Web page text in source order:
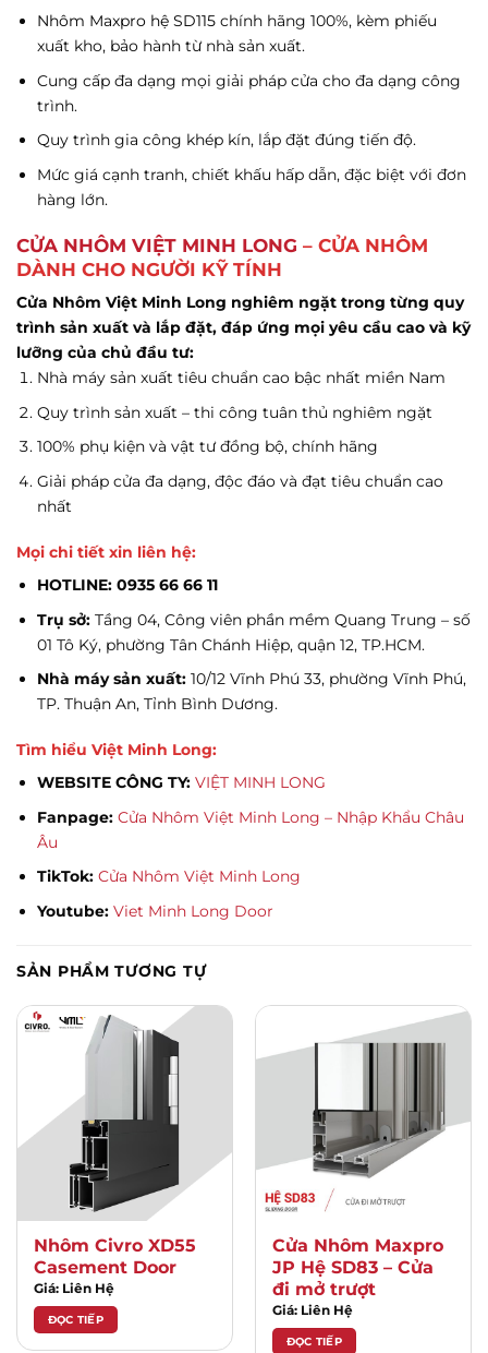
Nhôm Maxpro hệ SD115chính hãng 100%, kèm phiếu
xuất kho, bảo hành từ nhà sản xuất.
Cung cấp đa dạng mọi giải pháp cửa cho đa dạng công
trình.
Quy trình gia công khép kín, lắp đặt đúng tiến độ.
Mức giá cạnh tranh, chiết khấu hấp dẫn, đặc biệt với đơn
hàng lớn.
CỬA NHÔM VIỆT MINH LONG – CỬA NHÔM
DÀNH CHO NGƯỜI KỸ TÍNH
Cửa Nhôm Việt Minh Long nghiêm ngặt trong từng quy
trình sản xuất và lắp đặt, đáp ứng mọi yêu cầu cao và kỹ
lưỡng của chủ đầu tư:
Nhà máy sản xuất tiêu chuẩn cao bậc nhất miền Nam
Quy trình sản xuất – thi công tuân thủ nghiêm ngặt
100% phụ kiện và vật tư đồng bộ, chính hãng
Giải pháp cửa đa dạng, độc đáo và đạt tiêu chuẩn cao
nhất
Mọi chi tiết xin liên hệ:
HOTLINE: 0935 66 66 11
Trụ sở:Tầng 04, Công viên phần mềm Quang Trung – số
01 Tô Ký, phường Tân Chánh Hiệp, quận 12, TP.HCM.
Nhà máy sản xuất:10/12 Vĩnh Phú 33, phường Vĩnh Phú,
TP. Thuận An, Tỉnh Bình Dương.
Tìm hiểu Việt Minh Long:
WEBSITE CÔNG TY: VIỆT MINH LONG
Fanpage: Cửa Nhôm Việt Minh Long – Nhập Khẩu Châu
Âu
TikTok: Cửa Nhôm Việt Minh Long
Youtube: Viet Minh Long Door
SẢN PHẨM TƯƠNG TỰ
Nhôm Civro XD55
Casement Door
Giá: Liên Hệ
ĐỌC TIẾP
Cửa Nhôm Maxpro
JP Hệ SD83 – Cửa
đi mở trượt
Giá: Liên Hệ
ĐỌC TIẾP